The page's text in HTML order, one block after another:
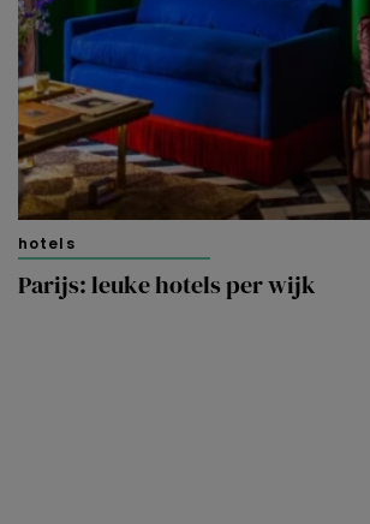
hotels
Parijs: leuke hotels per wijk